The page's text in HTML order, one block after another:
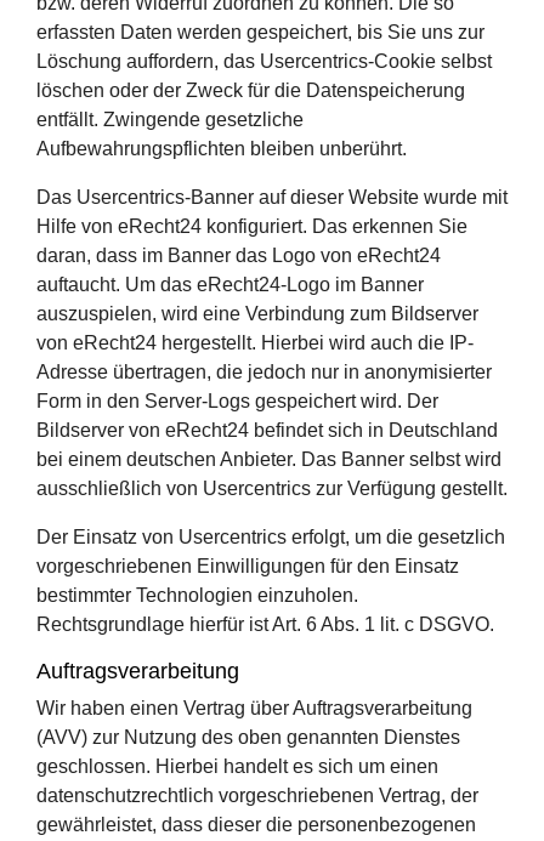
erfassten Daten werden gespeichert, bis Sie uns zur
Löschung auffordern, das Usercentrics-Cookie selbst
löschen oder der Zweck für die Datenspeicherung
entfällt. Zwingende gesetzliche
Aufbewahrungspflichten bleiben unberührt.
Das Usercentrics-Banner auf dieser Website wurde mit
Hilfe von eRecht24 konfiguriert. Das erkennen Sie
daran, dass im Banner das Logo von eRecht24
auftaucht. Um das eRecht24-Logo im Banner
auszuspielen, wird eine Verbindung zum Bildserver
von eRecht24 hergestellt. Hierbei wird auch die IP-
Adresse übertragen, die jedoch nur in anonymisierter
Form in den Server-Logs gespeichert wird. Der
Bildserver von eRecht24 befindet sich in Deutschland
bei einem deutschen Anbieter. Das Banner selbst wird
ausschließlich von Usercentrics zur Verfügung gestellt.
Der Einsatz von Usercentrics erfolgt, um die gesetzlich
vorgeschriebenen Einwilligungen für den Einsatz
bestimmter Technologien einzuholen.
Rechtsgrundlage hierfür ist Art. 6 Abs. 1 lit. c DSGVO.
Auftragsverarbeitung
Wir haben einen Vertrag über Auftragsverarbeitung
(AVV) zur Nutzung des oben genannten Dienstes
geschlossen. Hierbei handelt es sich um einen
datenschutzrechtlich vorgeschriebenen Vertrag, der
gewährleistet, dass dieser die personenbezogenen